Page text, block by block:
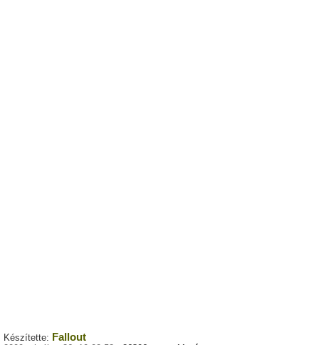
Készítette: Fallout